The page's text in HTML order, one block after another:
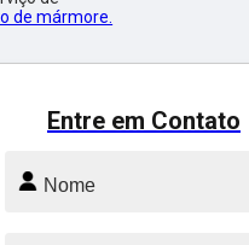
de mármore.
Entre em Contato